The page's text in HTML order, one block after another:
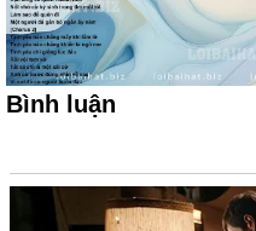
Bình luận